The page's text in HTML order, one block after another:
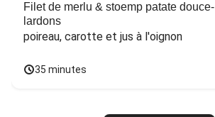
Filet de merlu & stoemp patate douce-
lardons
poireau, carotte et jus à l'oignon
35 minutes